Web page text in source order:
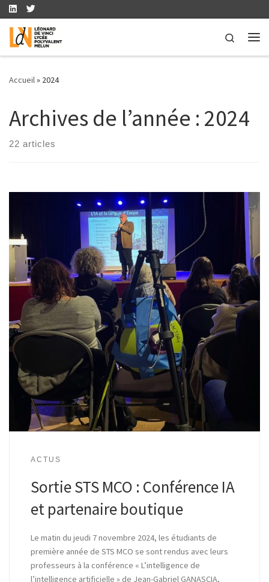
Skip to content
Search
Accueil» 2024
Archives de l’année : 2024
22 articles
ACTUS
Sortie STS MCO : Conférence IA
et partenaire boutique
Le matin du jeudi 7 novembre 2024, les étudiants de
première année de STS MCO se sont rendus avec leurs
professeurs à la conférence « L’intelligence de
l’intelligence artificielle » de Jean-Gabriel GANASCIA,